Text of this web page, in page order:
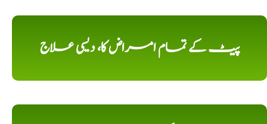
پیٹ کے تمام امراض کا، دیسی علاج